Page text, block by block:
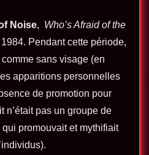
Noise, Who’s Afraid of the
Pendant cette période,
comme sans visage (en
apparitions personnelles
de promotion pour
n’était pas un groupe de
promouvait et mythifiait